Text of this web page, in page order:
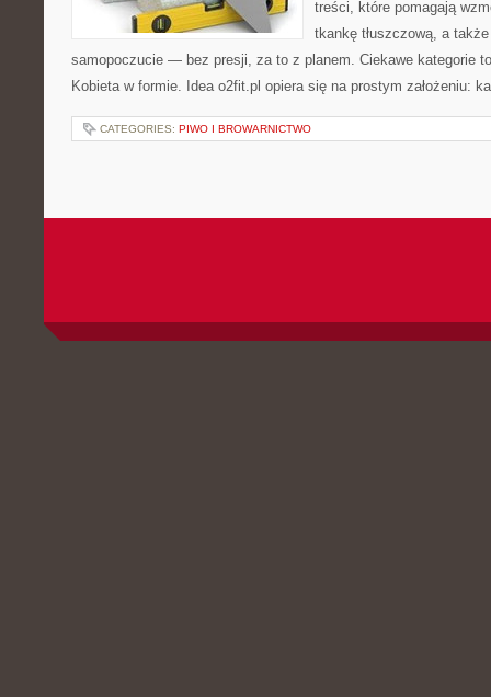
treści, które pomagają
tkankę tłuszczową, a
samopoczucie — bez presji, za to z planem. Ciekawe kategorie
Kobieta w formie. Idea o2fit.pl opiera się na prostym założeniu:
CATEGORIES: PIWO I BROWARNICTWO